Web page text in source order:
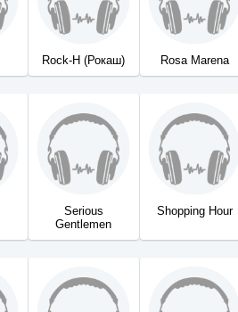
Rock-H (Рокаш) Rosa Marena
Serious
Gentlemen
Shopping Hour